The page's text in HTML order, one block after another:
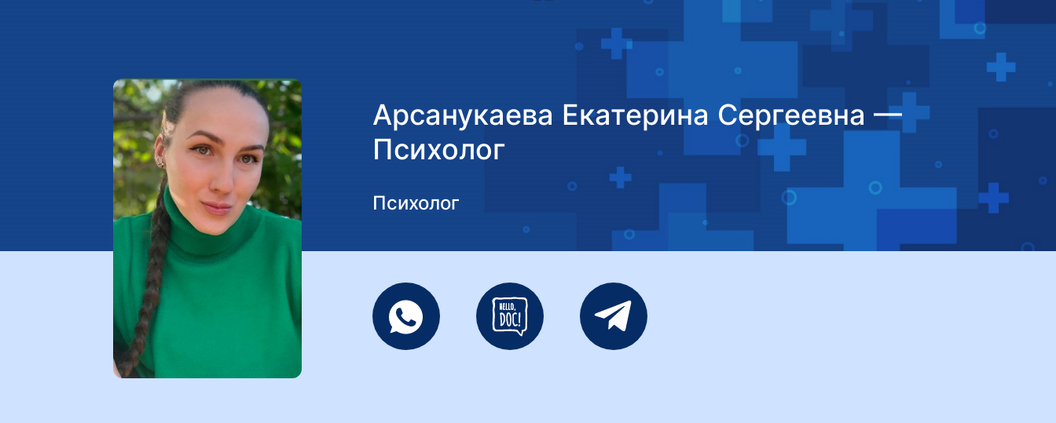
Арсанукаева Екатерина Сергеевна —
Психолог
Психолог